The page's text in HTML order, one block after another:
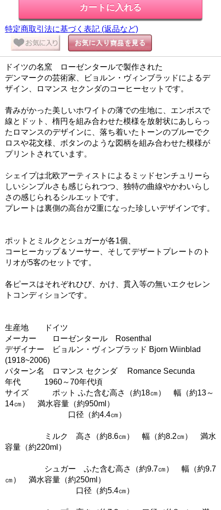
特定商取引法に基づく表記 (返品など)
ドイツの名窯 ローゼンタールで製作された
デンマークの芸術家、ビョルン・ヴィンブラッドによるデ
ザイン、ロマンス セクンダのコーヒーセットです。
青みがかった美しいホワイトの薄での生地に、エンボスで
線とドット、楕円を組み合わせた模様を放射状にあしらっ
たロマンスのデザインに、落ち着いたトーンのブルーでク
ロスや花文様、ボタンのような図柄を組み合わせた模様が
プリントされています。
シェイプは北欧アーティストによるミッドセンチュリーら
しいシンプルさも感じられつつ、独特の曲線やかわいらし
さの感じられるシルエットです。
プレートは裏側の高台が2重になった珍しいデザインです。
ポットとミルクとシュガーが各1個、
コーヒーカップ＆ソーサー、そしてデザートプレートのト
リオが5客のセットです。
各ピースはそれぞれひび、かけ、貫入等の無いエクセレン
トコンディションです。
生産地 ドイツ
メーカー ローゼンタール Rosenthal
デザイナー ビョルン・ヴィンブラッド Bjorn Wiinblad
(1918~2006)
パターン名 ロマンス セクンダ Romance Secunda
年代 1960～70年代頃
サイズ ポット ふた含む高さ（約18㎝） 幅（約13～
14㎝） 満水容量（約950ml）
口径（約4.4㎝）
ミルク 高さ（約8.6㎝） 幅（約8.2㎝） 満水
容量（約220ml）
シュガー ふた含む高さ（約9.7㎝） 幅（約9.7
㎝） 満水容量（約250ml）
口径（約5.4㎝）